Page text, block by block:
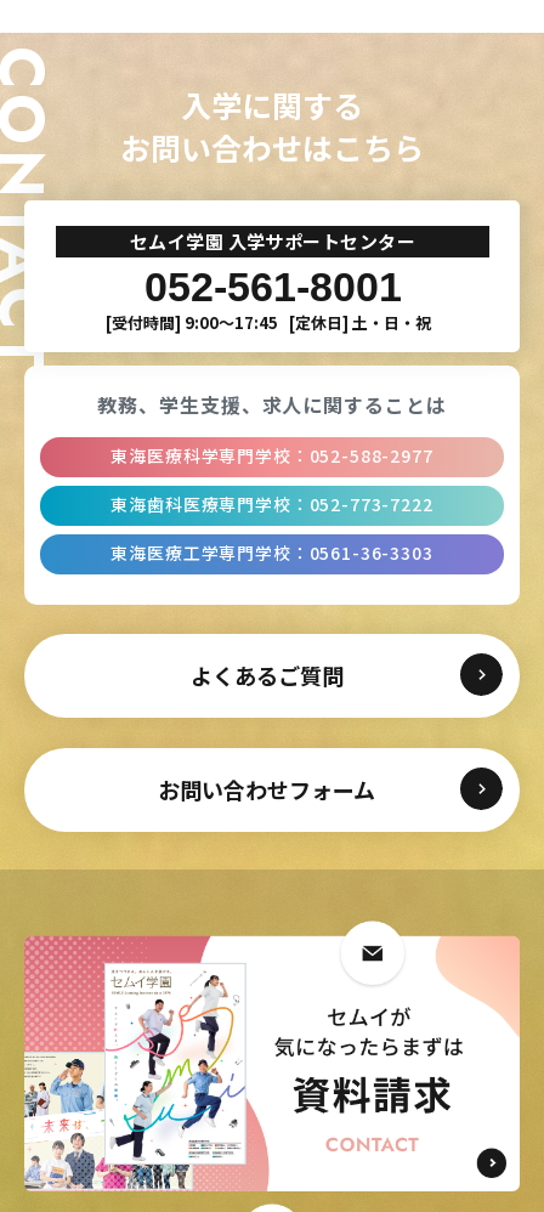
入学に関する
お問い合わせはこちら
セムイ学園 入学サポートセンター
052-561-8001
[受付時間] 9:00〜17:45 [定休日] 土・日・祝
よくあるご質問
お問い合わせフォーム
教務、学生支援、 求人に関することは
東海医療科学専門学校 ： 052-588-2977
東海歯科医療専門学校 ： 052-773-7222
東海医療工学専門学校 ： 0561-36-3303